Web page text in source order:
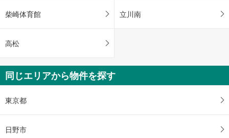
柴崎体育館 立川南
高松
同じエリアから物件を探す
東京都
日野市